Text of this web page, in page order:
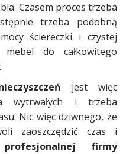
Czasem proces trzeba
trzeba podobną
ściereczki i czystej
do całkowitego
jest więc
wytrwałych i trzeba
Nic więc dziwnego, że
zaoszczędzić czas i
profesjonalnej firmy